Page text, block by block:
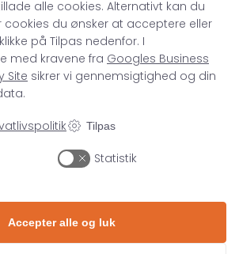
alle cookies. Alternativt kan du
du ønsker at acceptere eller
på Tilpas nedenfor. I
med kravene fra Googles Business
Site sikrer vi gennemsigtighed og din
Tilpas
Statistik
Accepter alle og luk